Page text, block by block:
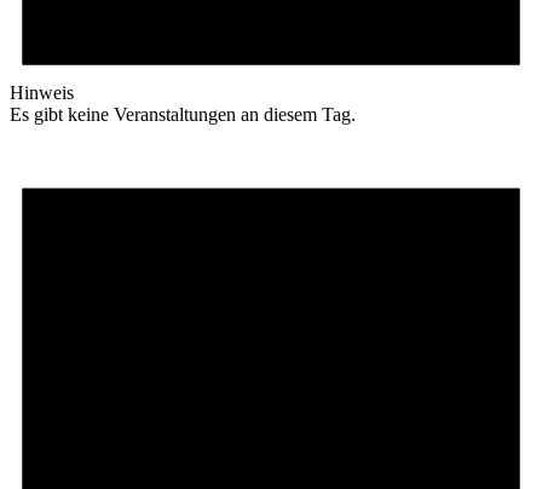
Hinweis
Es gibt keine Veranstaltungen an diesem Tag.